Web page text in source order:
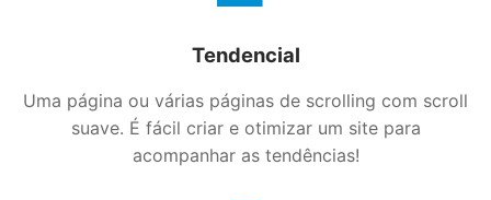
Tendencial
Uma página ou várias páginas de scrolling com scroll
suave. É fácil criar e otimizar um site para
acompanhar as tendências!